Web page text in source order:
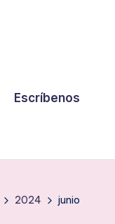
Escríbenos
2024 junio